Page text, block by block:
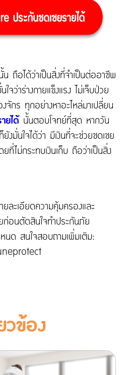
ถือได้ว่าเป็นสิ่งที่จำเป็นต่ออาชีพ
จว่าร่างกายแข็งแรง ไม่เจ็บป่วย
จักร ทุกอย่างหาอะไหล่มาเปลี่ยน
ยได้นั้นตอบโจทย์ที่สุด หากวัน
งมั่นใจได้ว่า มีเงินที่จะช่วยชดเชย
ที่ไม่กระทบเงินเก็บ ถือว่าเป็นสิ่ง
ยละเอียดความคุ้มครองและ
ก่อนตัดสินใจทำประกันภัย
นด สนใจสอบถามเพิ่มเติม:
วข้อง